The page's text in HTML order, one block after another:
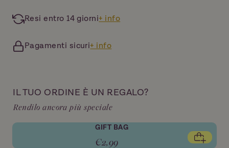
Resi entro 14 giorni+ info
Pagamenti sicuri+ info
IL TUO ORDINE È UN REGALO?
Rendilo ancora più speciale
GIFT BAG
€2,99